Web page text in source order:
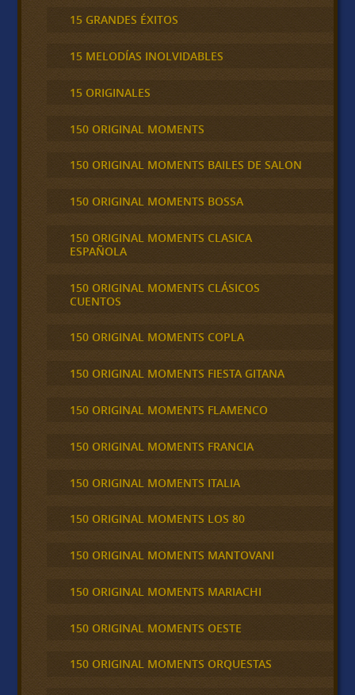
15 GRANDES ÉXITOS
15 MELODÍAS INOLVIDABLES
15 ORIGINALES
150 ORIGINAL MOMENTS
150 ORIGINAL MOMENTS BAILES DE SALON
150 ORIGINAL MOMENTS BOSSA
150 ORIGINAL MOMENTS CLASICA
ESPAÑOLA
150 ORIGINAL MOMENTS CLÁSICOS
CUENTOS
150 ORIGINAL MOMENTS COPLA
150 ORIGINAL MOMENTS FIESTA GITANA
150 ORIGINAL MOMENTS FLAMENCO
150 ORIGINAL MOMENTS FRANCIA
150 ORIGINAL MOMENTS ITALIA
150 ORIGINAL MOMENTS LOS 80
150 ORIGINAL MOMENTS MANTOVANI
150 ORIGINAL MOMENTS MARIACHI
150 ORIGINAL MOMENTS OESTE
150 ORIGINAL MOMENTS ORQUESTAS